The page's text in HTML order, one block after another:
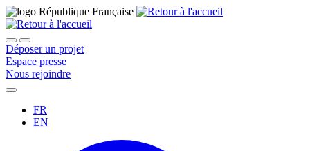
Déposer un projet
Espace presse
Nous rejoindre
FR
EN